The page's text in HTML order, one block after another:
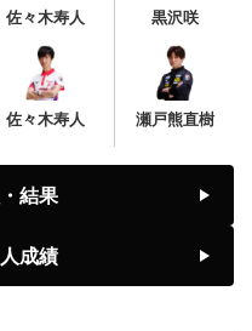
佐々木寿人
佐々木寿人
黒沢咲
瀬戸熊直樹
結果
成績